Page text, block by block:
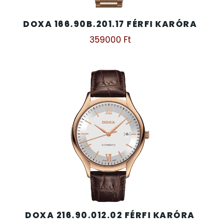
DOXA 166.90B.201.17 FÉRFI KARÓRA
359000 Ft
DOXA 216.90.012.02 FÉRFI KARÓRA